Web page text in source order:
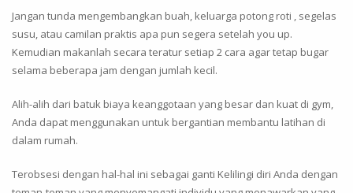
Jangan tunda mengembangkan buah, keluarga potong roti , segelas
susu, atau camilan praktis apa pun segera setelah you up.
Kemudian makanlah secara teratur setiap 2 cara agar tetap bugar
selama beberapa jam dengan jumlah kecil.
Alih-alih dari batuk biaya keanggotaan yang besar dan kuat di gym,
Anda dapat menggunakan untuk bergantian membantu latihan di
dalam rumah.
Terobsesi dengan hal-hal ini sebagai ganti Kelilingi diri Anda dengan